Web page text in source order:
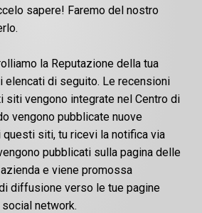
sapere! Faremo del nostro
la Reputazione della tua
elencati di seguito. Le recensioni
siti vengono integrate nel Centro di
vengono pubblicate nuove
siti, tu ricevi la notifica via
pubblicati sulla pagina delle
e viene promossa
diffusione verso le tue pagine
network.